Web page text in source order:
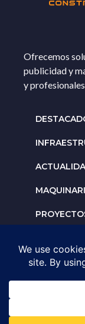
Ofrecemos
publicidad y
y